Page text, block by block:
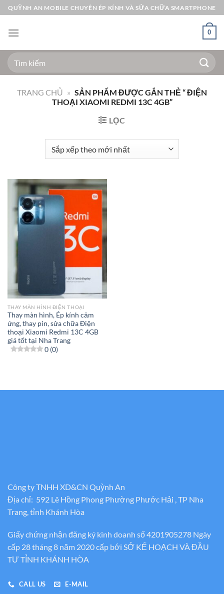
Bỏ
qua
nội
QUỲNH AN MOBILE CHUYÊN ÉP KÍNH VÀ SỬA CHỮA SMARTPHONE
0
Tìm
kiếm:
TRANG CHỦ » SẢN PHẨM ĐƯỢC GẮN THẺ “ ĐIỆN
THOẠI XIAOMI REDMI 13C 4GB”
LỌC
THAY MÀN HÌNH ĐIỆN THOẠI
Thay màn hình, Ép kính cảm
ứng, thay pin, sửa chữa Điện
thoại Xiaomi Redmi 13C 4GB
giá tốt tại Nha Trang
0 (0)
Công ty TNHH XD&CN Quỳnh An
Địa chỉ: 592 Lê Hồng Phong Phường Phước Hải , TP Nha
Trang, tỉnh Khánh Hòa
Giấy chứng nhận đăng ký kinh doanh số 4201905278 Ngày
cấp 28 tháng 8 năm 2020 cấp bới SỞ KẾ HOẠCH VÀ ĐẦU
TƯ TỈNH KHÁNH HÒA
CALL US E-MAIL